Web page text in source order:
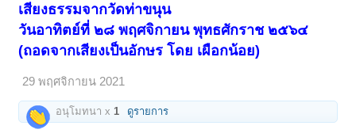
เสียงธรรมจากวัดท่าขนุน
วันอาทิตย์ที่ ๒๘ พฤศจิกายน พุทธศักราช ๒๕๖๔
(ถอดจากเสียงเป็นอักษร โดย เผือกน้อย)
29 พฤศจิกายน 2021
อนุโมทนา x 1 ดูรายการ